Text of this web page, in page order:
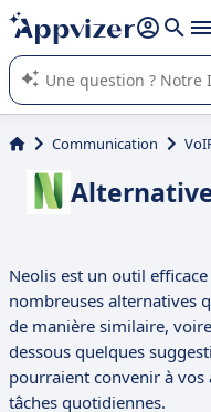
répondre (plusieurs lignes
L'IA de Appvizer vous
logiciel SaaS en entreprise.
Communication
Neolis est un outil
nombreuses alternatives
de manière similaire,
dessous quelques
pourraient convenir à vos
tâches quotidiennes.